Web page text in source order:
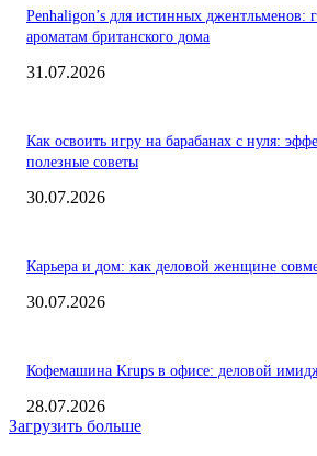
Penhaligon’s для истинных
ароматам британского дома
31.07.2026
Как освоить игру на барабанах с нуля:
полезные советы
30.07.2026
Карьера и дом: как деловой женщине
30.07.2026
Кофемашина Krups в офисе: деловой
28.07.2026
Загрузить больше